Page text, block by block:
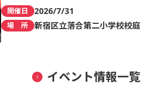
開催日 2026/7/31
場 所 新宿区立落合第二小学校校庭
イベント情報一覧